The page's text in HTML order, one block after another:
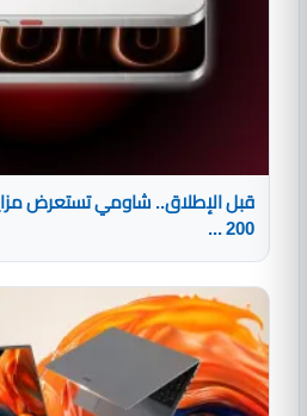
قبل الإطلاق.. شاومي تستعرض
200 ...